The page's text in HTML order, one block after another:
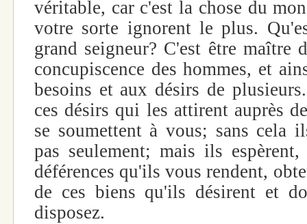
véritable, car c'est la chose du
votre sorte ignorent le plus.
grand seigneur? C'est être maître
concupiscence des hommes, et
besoins et aux désirs de
ces désirs qui les attirent auprès
se soumettent à vous; sans cela
pas seulement; mais ils
déférences qu'ils vous rendent,
de ces biens qu'ils désirent et
disposez.